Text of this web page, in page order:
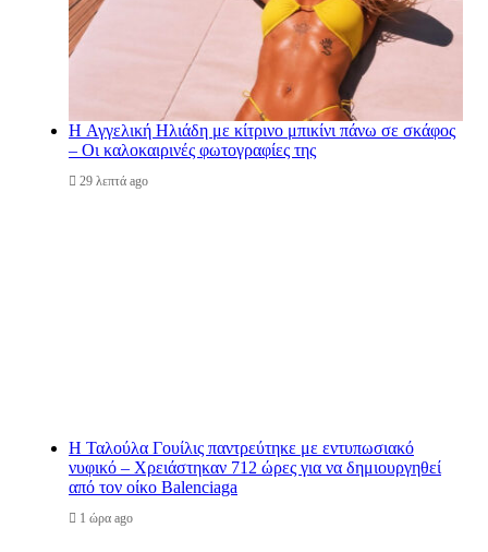
H Αγγελική Ηλιάδη με κίτρινο μπικίνι πάνω σε σκάφος
– Οι καλοκαιρινές φωτογραφίες της
29 λεπτά ago
Η Ταλούλα Γουίλις παντρεύτηκε με εντυπωσιακό
νυφικό – Χρειάστηκαν 712 ώρες για να δημιουργηθεί
από τον οίκο Balenciaga
1 ώρα ago